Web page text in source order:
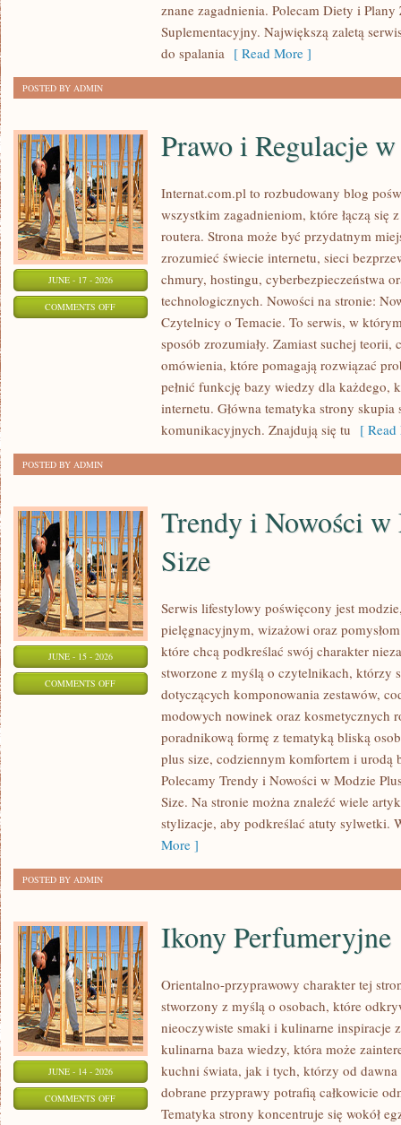
znane zagadnienia. Polecam Diety i
Suplementacyjny. Największą zaletą
do spalania [ Read More ]
POSTED BY ADMIN
JUNE - 17 - 2026
COMMENTS OFFON
REGULACJE
Prawo i Regulacje
Internat.com.pl to rozbudowany blog
wszystkim zagadnieniom, które łączą się
routera. Strona może być przydatnym
zrozumieć świecie internetu, sieci
chmury, hostingu, cyberbezpieczeństwa
technologicznych. Nowości na stronie:
Czytelnicy o Temacie. To serwis, w
sposób zrozumiały. Zamiast suchej
omówienia, które pomagają rozwiązać
pełnić funkcję bazy wiedzy dla każdego,
internetu. Główna tematyka strony skupia
komunikacyjnych. Znajdują się tu [
POSTED BY ADMIN
JUNE - 15 - 2026
COMMENTS OFFON
Trendy i Nowości w
Size
Serwis lifestylowy poświęcony jest
pielęgnacyjnym, wizażowi oraz
które chcą podkreślać swój charakter
stworzone z myślą o czytelnikach, którzy
dotyczących komponowania zestawów,
modowych nowinek oraz kosmetycznych
poradnikową formę z tematyką bliską
plus size, codziennym komfortem i urodą
Polecamy Trendy i Nowości w Modzie
Size. Na stronie można znaleźć wiele
stylizacje, aby podkreślać atuty sylwetki.
More ]
POSTED BY ADMIN
JUNE - 14 - 2026
COMMENTS OFFON
Ikony Perfumeryjne
Orientalno-przyprawowy charakter tej
stworzony z myślą o osobach, które
nieoczywiste smaki i kulinarne inspiracje
kulinarna baza wiedzy, która może
kuchni świata, jak i tych, którzy od
dobrane przyprawy potrafią całkowicie
Tematyka strony koncentruje się wokół